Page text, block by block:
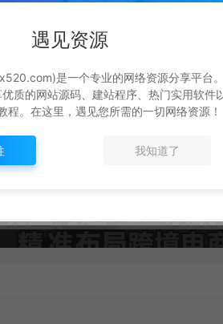
成海报 复制本文链接
遇见资源
是一个专业的网络资源分享平台
质的网站源码、建站程序、热门实用软件
程。在这里，遇见您所需的一切网络资源！
我知道了